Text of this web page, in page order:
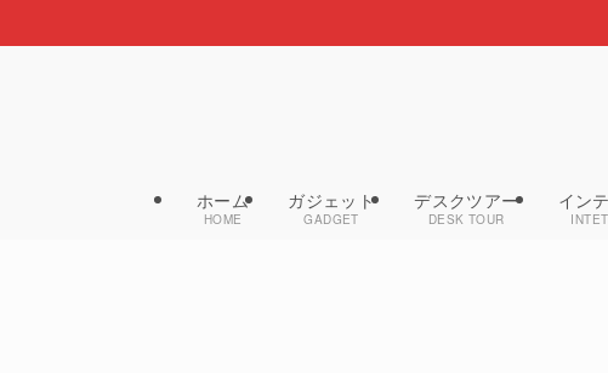
ホーム
HOME
ガジェット
GADGET
デスクツアー
DESK TOUR
イン